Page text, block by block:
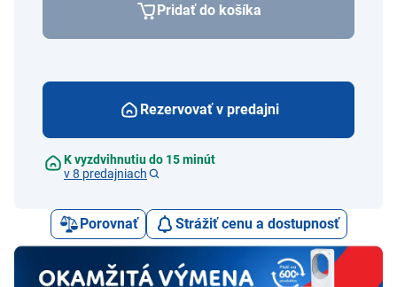
Pridať do košíka
Rezervovať v predajni
K vyzdvihnutiu do 15 minút
v 8 predajniach
Porovnať Strážiť cenu a dostupnosť